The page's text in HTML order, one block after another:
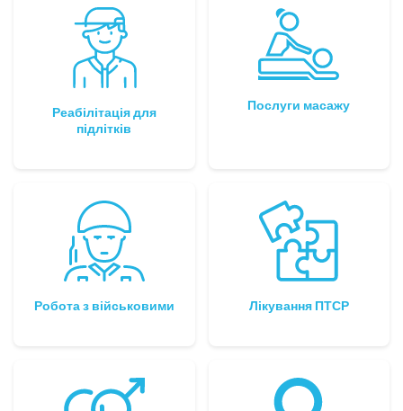
Реабілітація для
підлітків
Послуги масажу
Робота з військовими Лікування ПТСР